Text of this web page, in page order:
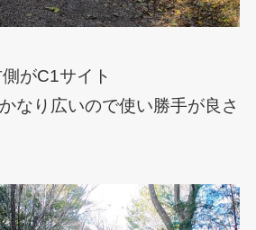
がC1サイト
なり広いので使い勝手が良さ